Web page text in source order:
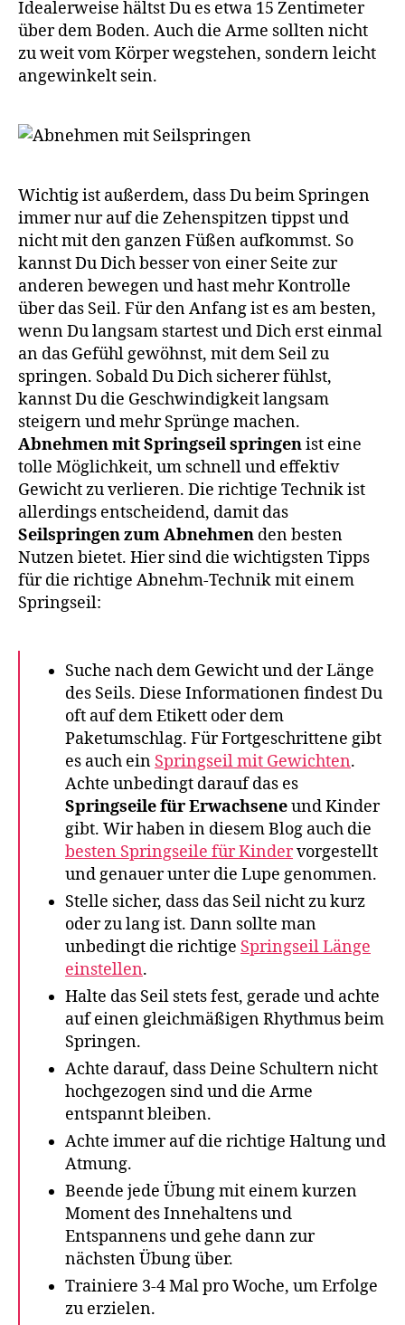
Idealerweise hältst Du es etwa 15 Zentimeter
über dem Boden. Auch die Arme sollten nicht
zu weit vom Körper wegstehen, sondern leicht
angewinkelt sein.
Wichtig ist außerdem, dass Du beim Springen
immer nur auf die Zehenspitzen tippst und
nicht mit den ganzen Füßen aufkommst. So
kannst Du Dich besser von einer Seite zur
anderen bewegen und hast mehr Kontrolle
über das Seil. Für den Anfang ist es am besten,
wenn Du langsam startest und Dich erst einmal
an das Gefühl gewöhnst, mit dem Seil zu
springen. Sobald Du Dich sicherer fühlst,
kannst Du die Geschwindigkeit langsam
steigern und mehr Sprünge machen.
Abnehmen mit Springseil springenist eine
tolle Möglichkeit, um schnell und effektiv
Gewicht zu verlieren. Die richtige Technik ist
allerdings entscheidend, damit das
Seilspringen zum Abnehmen den besten
Nutzen bietet. Hier sind die wichtigsten Tipps
für die richtige Abnehm-Technik mit einem
Springseil:
Suche nach dem Gewicht und der Länge
des Seils. Diese Informationen findest Du
oft auf dem Etikett oder dem
Paketumschlag. Für Fortgeschrittene gibt
es auch ein Springseil mit Gewichten.
Achte unbedingt darauf das es
Springseile für Erwachseneund Kinder
gibt. Wir haben in diesem Blog auch die
besten Springseile für Kindervorgestellt
und genauer unter die Lupe genommen.
Stelle sicher, dass das Seil nicht zu kurz
oder zu lang ist. Dann sollte man
unbedingt die richtige Springseil Länge
einstellen.
Halte das Seil stets fest, gerade und achte
auf einen gleichmäßigen Rhythmus beim
Springen.
Achte darauf, dass Deine Schultern nicht
hochgezogen sind und die Arme
entspannt bleiben.
Achte immer auf die richtige Haltung und
Atmung.
Beende jede Übung mit einem kurzen
Moment des Innehaltens und
Entspannens und gehe dann zur
nächsten Übung über.
Trainiere 3-4 Mal pro Woche, um Erfolge
zu erzielen.